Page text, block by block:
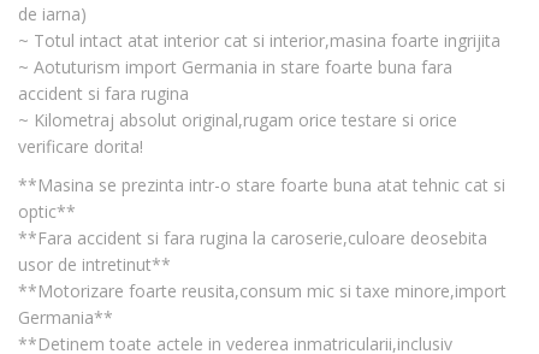
de iarna)
~ Totul intact atat interior cat si interior,masina foarte ingrijita
~ Aotuturism import Germania in stare foarte buna fara
accident si fara rugina
~ Kilometraj absolut original,rugam orice testare si orice
verificare dorita!
**Masina se prezinta intr-o stare foarte buna atat tehnic cat si
optic**
**Fara accident si fara rugina la caroserie,culoare deosebita
usor de intretinut**
**Motorizare foarte reusita,consum mic si taxe minore,import
Germania**
**Detinem toate actele in vederea inmatricularii,inclusiv